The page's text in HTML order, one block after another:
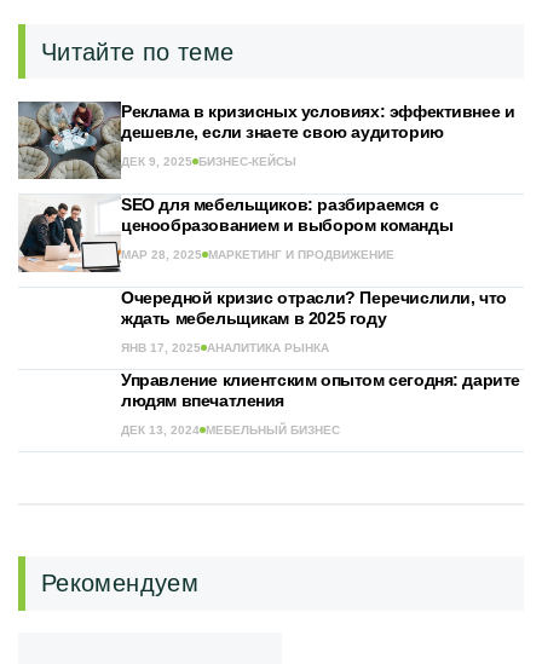
Читайте по теме
Реклама в кризисных условиях: эффективнее и
дешевле, если знаете свою аудиторию
ДЕК 9, 2025 БИЗНЕС-КЕЙСЫ
SEO для мебельщиков: разбираемся с
ценообразованием и выбором команды
МАР 28, 2025 МАРКЕТИНГ И ПРОДВИЖЕНИЕ
Очередной кризис отрасли? Перечислили, что
ждать мебельщикам в 2025 году
ЯНВ 17, 2025 АНАЛИТИКА РЫНКА
Управление клиентским опытом сегодня: дарите
людям впечатления
ДЕК 13, 2024 МЕБЕЛЬНЫЙ БИЗНЕС
Рекомендуем